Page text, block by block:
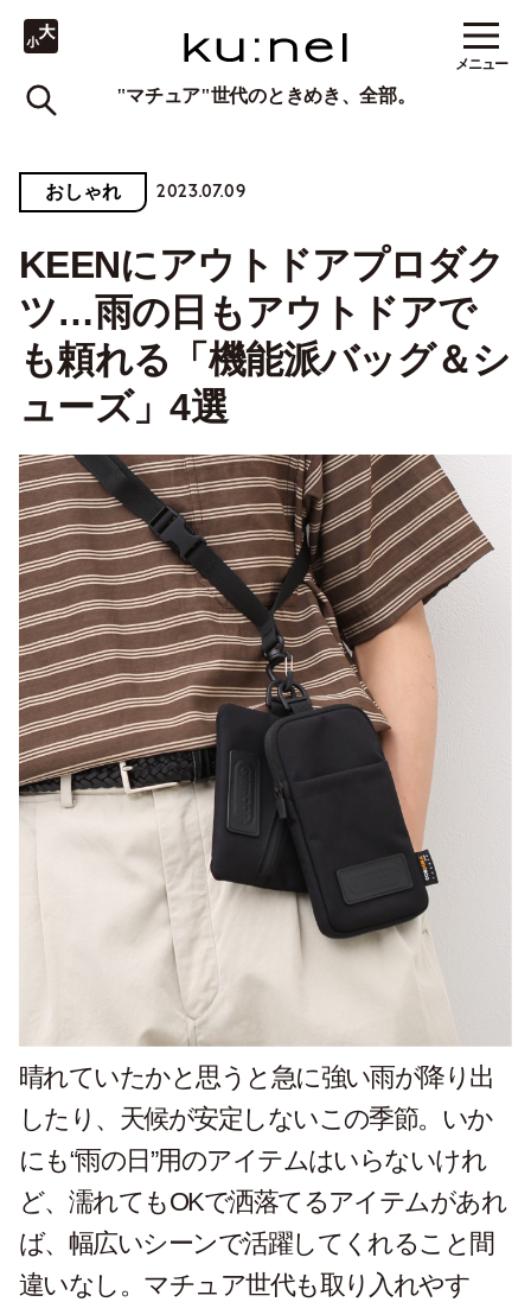
"マチュア"世代のときめき、全部。
メニュー
おしゃれ 2023.07.09
KEENにアウトドアプロダク
ツ…雨の日もアウトドアで
も頼れる「機能派バッグ＆シ
ューズ」4選
晴れていたかと思うと急に強い雨が降り出
したり、天候が安定しないこの季節。いか
にも“雨の日”用のアイテムはいらないけれ
ど、濡れてもOKで洒落てるアイテムがあれ
ば、幅広いシーンで活躍してくれること間
違いなし。マチュア世代も取り入れやす